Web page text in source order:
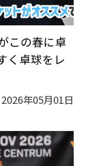
この春に卓
く卓球をレ
2026年05月01日